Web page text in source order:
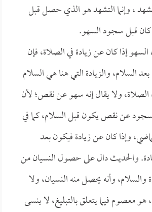
، وإنما التشهد هو الذي حصل قبل
كان قبل سجود السهو.
إذا كان عن زيادة في الصلاة، فإن
السلام، والزيادة التي هنا هي السلام
ولا يقال إنه سهو عن نقص؛ لأن
عن نقص يكون قبل السلام، كما في
وإذا كان عن زيادة فيكون بعد
والحديث دال على حصول النسيان من
وأنه يحصل منه النسيان، ولا
معصوم فيما يتعلق بالتبليغ، لا ينسى